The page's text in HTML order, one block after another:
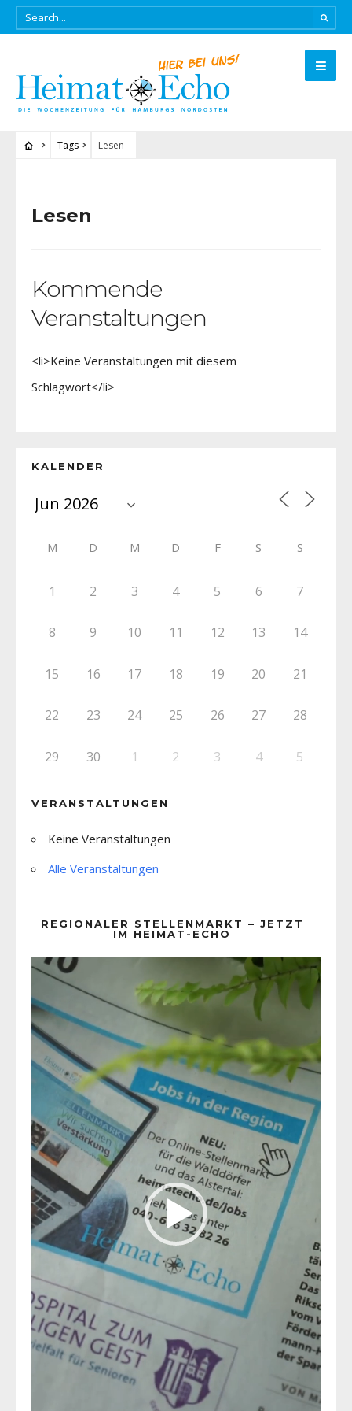
Tags Lesen
Lesen
Kommende
Veranstaltungen
<li>Keine Veranstaltungen mit diesem
Schlagwort</li>
KALENDER
M D M D F S S
1 2 3 4 5 6 7
8 9 10 11 12 13 14
15 16 17 18 19 20 21
22 23 24 25 26 27 28
29 30 1 2 3 4 5
VERANSTALTUNGEN
Keine Veranstaltungen
Alle Veranstaltungen
REGIONALER STELLENMARKT – JETZT
IM HEIMAT-ECHO
Player